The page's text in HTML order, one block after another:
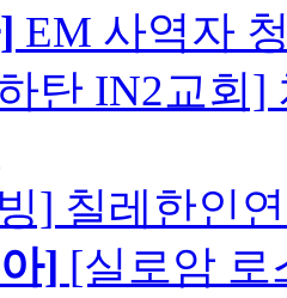
EM 사역자
탄 IN2교회]
] 칠레한인
] [실로암 로